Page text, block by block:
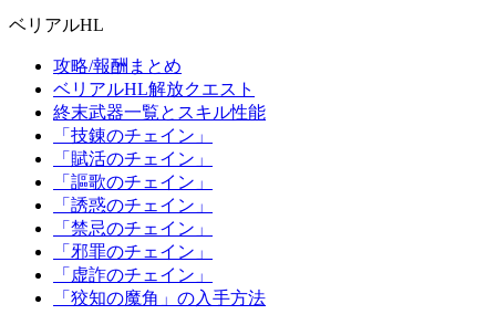
ベリアルHL
攻略/報酬まとめ
ベリアルHL解放クエスト
終末武器一覧とスキル性能
「技錬のチェイン」
「賦活のチェイン」
「謳歌のチェイン」
「誘惑のチェイン」
「禁忌のチェイン」
「邪罪のチェイン」
「虚詐のチェイン」
「狡知の魔角」の入手方法